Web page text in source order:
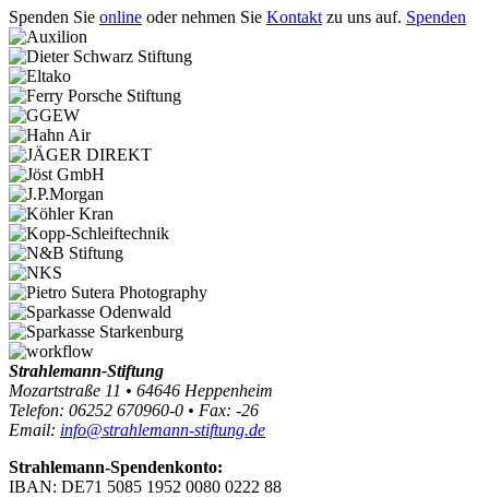
Spenden Sie online oder nehmen Sie Kontakt zu uns auf. Spenden
Strahlemann-Stiftung
Mozartstraße 11 • 64646 Heppenheim
Telefon: 06252 670960-0 • Fax: -26
Email: info@strahlemann-stiftung.de
Strahlemann-Spendenkonto:
IBAN: DE71 5085 1952 0080 0222 88